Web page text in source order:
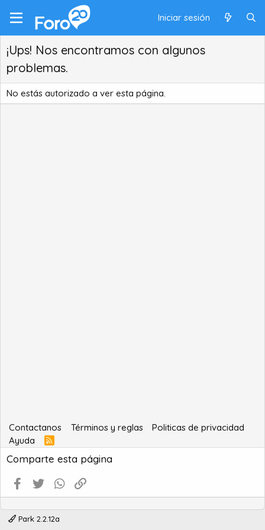
Iniciar sesión
¡Ups! Nos encontramos con algunos
problemas.
No estás autorizado a ver esta página.
Contactanos Términos y reglas
Politicas de privacidad
Ayuda
R
S
S
Comparte esta página
Facebook
Twitter WhatsApp
Park 2.2.12a